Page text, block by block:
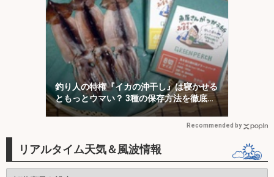
釣り人の特権『イカの沖干し』は寝かせる
ともっとウマい？ 3種の保存方法を徹底検
証
Recommended by
リアルタイム天気＆風波情報